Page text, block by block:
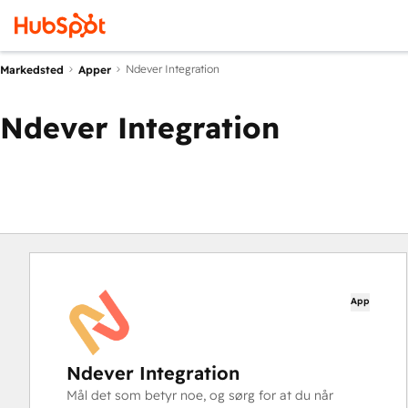
Markedsted Apper Ndever Integration
Ndever Integration
App
Ndever Integration
Mål det som betyr noe, og sørg for at du når